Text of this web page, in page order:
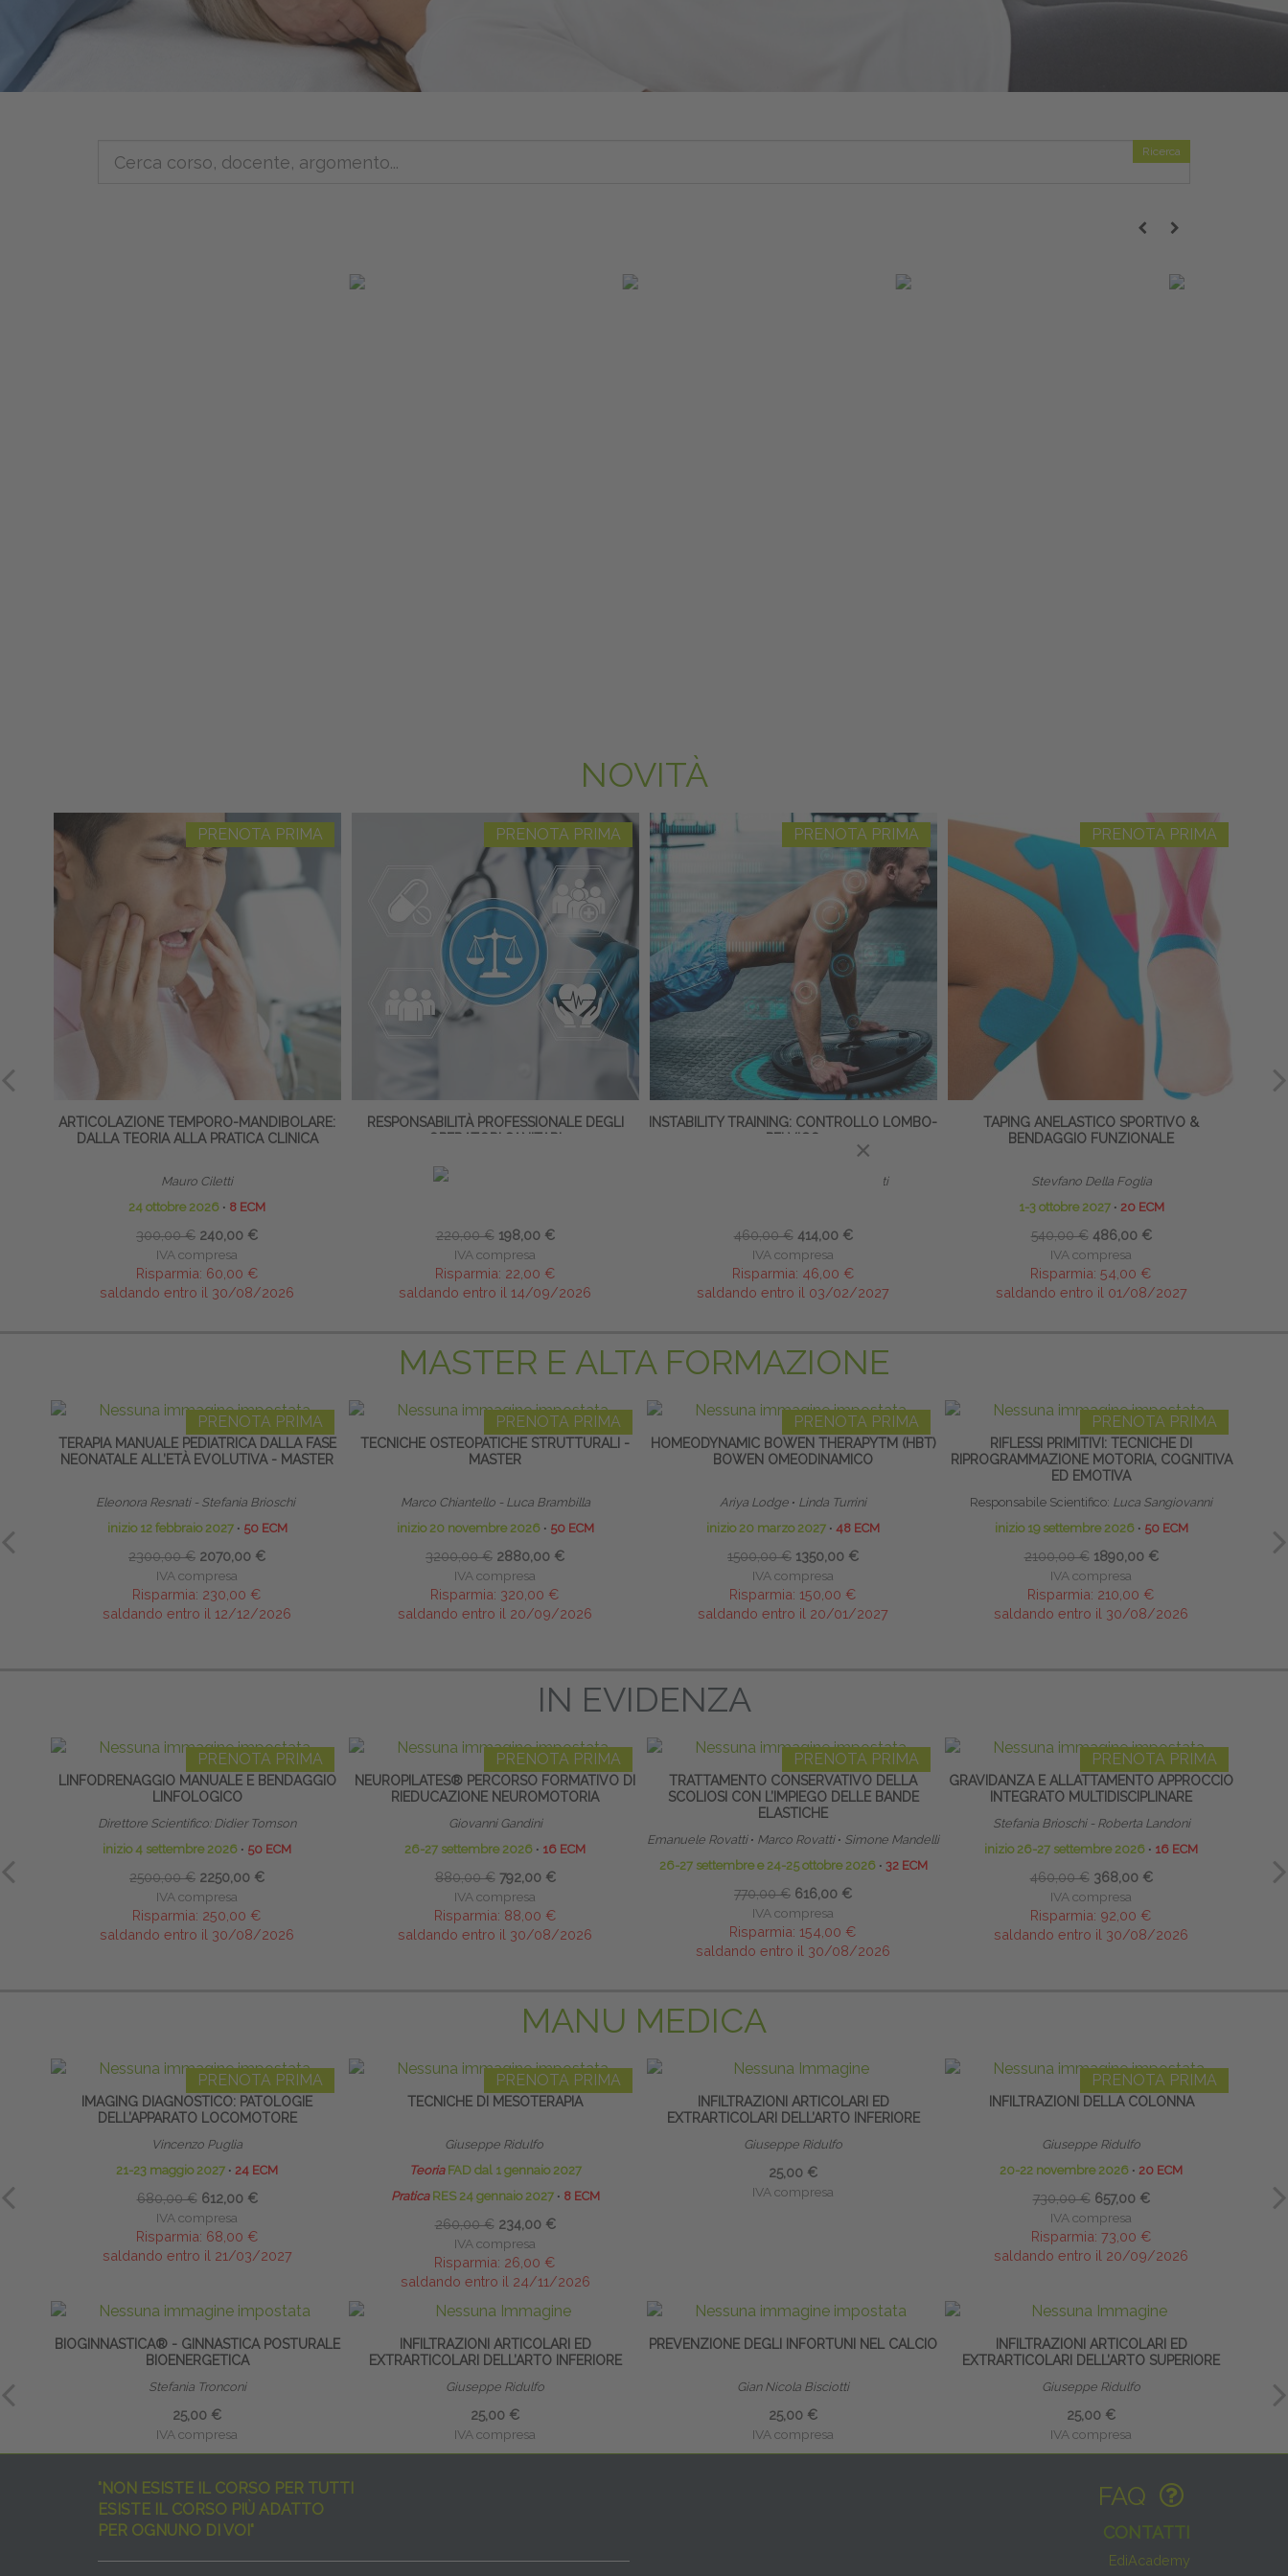
Ricerca
NOVITÀ
PRENOTA PRIMA
ARTICOLAZIONE TEMPORO-MANDIBOLARE:
DALLA TEORIA ALLA PRATICA CLINICA
Mauro Ciletti
24 ottobre 2026 ∙ 8 ECM
300,00 € 240,00 €
IVA compresa
Risparmia: 60,00 €
saldando entro il 30/08/2026
PRENOTA PRIMA
RESPONSABILITÀ PROFESSIONALE DEGLI
OPERATORI SANITARI
220,00 € 198,00 €
IVA compresa
Risparmia: 22,00 €
saldando entro il 14/09/2026
PRENOTA PRIMA
INSTABILITY TRAINING: CONTROLLO LOMBO-
PELVICO
Virginia Galbiati
460,00 € 414,00 €
IVA compresa
Risparmia: 46,00 €
saldando entro il 03/02/2027
PRENOTA PRIMA
TAPING ANELASTICO SPORTIVO &
BENDAGGIO FUNZIONALE
Stevfano Della Foglia
1-3 ottobre 2027 ∙ 20 ECM
540,00 € 486,00 €
IVA compresa
Risparmia: 54,00 €
saldando entro il 01/08/2027
MASTER E ALTA FORMAZIONE
PRENOTA PRIMA
TERAPIA MANUALE PEDIATRICA DALLA FASE
NEONATALE ALL’ETÀ EVOLUTIVA - MASTER
Eleonora Resnati - Stefania Brioschi
inizio 12 febbraio 2027 ∙ 50 ECM
2300,00 € 2070,00 €
IVA compresa
Risparmia: 230,00 €
saldando entro il 12/12/2026
PRENOTA PRIMA
TECNICHE OSTEOPATICHE STRUTTURALI -
MASTER
Marco Chiantello - Luca Brambilla
inizio 20 novembre 2026 ∙ 50 ECM
3200,00 € 2880,00 €
IVA compresa
Risparmia: 320,00 €
saldando entro il 20/09/2026
PRENOTA PRIMA
HOMEODYNAMIC BOWEN THERAPYTM (HBT)
BOWEN OMEODINAMICO
Ariya Lodge ∙ Linda Turrini
inizio 20 marzo 2027 ∙ 48 ECM
1500,00 € 1350,00 €
IVA compresa
Risparmia: 150,00 €
saldando entro il 20/01/2027
PRENOTA PRIMA
RIFLESSI PRIMITIVI: TECNICHE DI
RIPROGRAMMAZIONE MOTORIA, COGNITIVA
ED EMOTIVA
Responsabile Scientifico: Luca Sangiovanni
inizio 19 settembre 2026 ∙ 50 ECM
2100,00 € 1890,00 €
IVA compresa
Risparmia: 210,00 €
saldando entro il 30/08/2026
IN EVIDENZA
PRENOTA PRIMA
LINFODRENAGGIO MANUALE E BENDAGGIO
LINFOLOGICO
Direttore Scientifico: Didier Tomson
inizio 4 settembre 2026 ∙ 50 ECM
2500,00 € 2250,00 €
IVA compresa
Risparmia: 250,00 €
saldando entro il 30/08/2026
PRENOTA PRIMA
NEUROPILATES® PERCORSO FORMATIVO DI
RIEDUCAZIONE NEUROMOTORIA
Giovanni Gandini
26-27 settembre 2026 ∙ 16 ECM
880,00 € 792,00 €
IVA compresa
Risparmia: 88,00 €
saldando entro il 30/08/2026
PRENOTA PRIMA
TRATTAMENTO CONSERVATIVO DELLA
SCOLIOSI CON L’IMPIEGO DELLE BANDE
ELASTICHE
Emanuele Rovatti ∙ Marco Rovatti ∙ Simone Mandelli
26-27 settembre e 24-25 ottobre 2026 ∙ 32 ECM
770,00 € 616,00 €
IVA compresa
Risparmia: 154,00 €
saldando entro il 30/08/2026
PRENOTA PRIMA
GRAVIDANZA E ALLATTAMENTO APPROCCIO
INTEGRATO MULTIDISCIPLINARE
Stefania Brioschi - Roberta Landoni
inizio 26-27 settembre 2026 ∙ 16 ECM
460,00 € 368,00 €
IVA compresa
Risparmia: 92,00 €
saldando entro il 30/08/2026
MANU MEDICA
PRENOTA PRIMA
IMAGING DIAGNOSTICO: PATOLOGIE
DELL’APPARATO LOCOMOTORE
Vincenzo Puglia
21-23 maggio 2027 ∙ 24 ECM
680,00 € 612,00 €
IVA compresa
Risparmia: 68,00 €
saldando entro il 21/03/2027
PRENOTA PRIMA
TECNICHE DI MESOTERAPIA
Giuseppe Ridulfo
Teoria FAD dal 1 gennaio 2027
PraticaRES 24 gennaio 2027 ∙ 8 ECM
260,00 € 234,00 €
IVA compresa
Risparmia: 26,00 €
saldando entro il 24/11/2026
INFILTRAZIONI ARTICOLARI ED
EXTRARTICOLARI DELL’ARTO INFERIORE
Giuseppe Ridulfo
25,00 €
IVA compresa
PRENOTA PRIMA
INFILTRAZIONI DELLA COLONNA
Giuseppe Ridulfo
20-22 novembre 2026 ∙ 20 ECM
730,00 € 657,00 €
IVA compresa
Risparmia: 73,00 €
saldando entro il 20/09/2026
BIOGINNASTICA® - GINNASTICA POSTURALE
BIOENERGETICA
Stefania Tronconi
25,00 €
IVA compresa
INFILTRAZIONI ARTICOLARI ED
EXTRARTICOLARI DELL’ARTO INFERIORE
Giuseppe Ridulfo
25,00 €
IVA compresa
PREVENZIONE DEGLI INFORTUNI NEL CALCIO
Gian Nicola Bisciotti
25,00 €
IVA compresa
INFILTRAZIONI ARTICOLARI ED
EXTRARTICOLARI DELL’ARTO SUPERIORE
Giuseppe Ridulfo
25,00 €
IVA compresa
"NON ESISTE IL CORSO PER TUTTI
ESISTE IL CORSO PIÙ ADATTO
PER OGNUNO DI VOI"
FAQ
CONTATTI
EdiAcademy
×
×